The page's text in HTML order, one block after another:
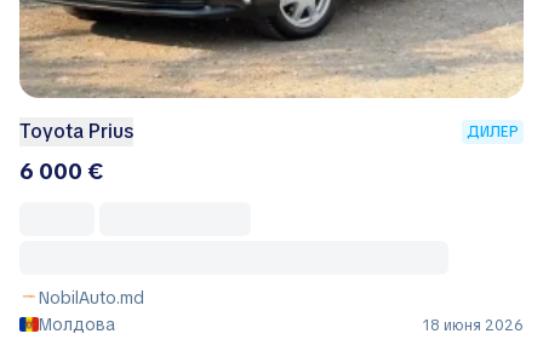
Toyota Prius ДИЛЕР
6 000 €
NobilAuto.md
Молдова
18 июня 2026